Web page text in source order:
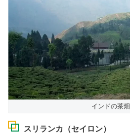
インドの茶畑
スリランカ（セイロン）